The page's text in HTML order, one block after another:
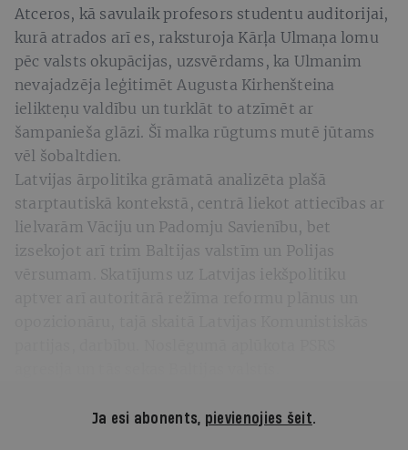
Atceros, kā savulaik profesors studentu auditorijai,
kurā atrados arī es, raksturoja Kārļa Ulmaņa lomu
pēc valsts okupācijas, uzsvērdams, ka Ulmanim
nevajadzēja leģitimēt Augusta Kirhenšteina
ielikteņu valdību un turklāt to atzīmēt ar
šampanieša glāzi. Šī malka rūgtums mutē jūtams
vēl šobaltdien.
Latvijas ārpolitika grāmatā analizēta plašā
starptautiskā kontekstā, centrā liekot attiecības ar
lielvarām Vāciju un Padomju Savienību, bet
izsekojot arī trim Baltijas valstīm un Polijas
vērsumam. Skatījums uz Latvijas iekšpolitiku
Ja esi abonents, pievienojies šeit.